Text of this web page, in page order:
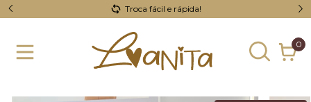
Troca fácil e rápida!
0